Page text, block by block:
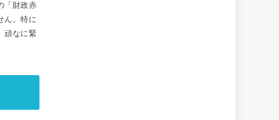
「財政赤
ん。特に
頑なに緊